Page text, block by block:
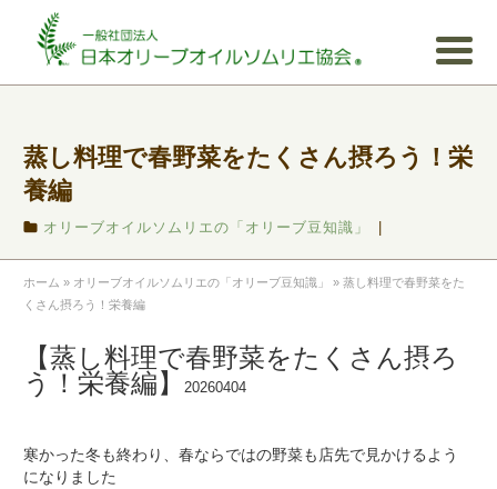
蒸し料理で春野菜をたくさん摂ろう！栄
養編
オリーブオイルソムリエの「オリーブ豆知識」
ホーム » オリーブオイルソムリエの「オリーブ豆知識」 » 蒸し料理で春野菜をた
くさん摂ろう！栄養編
【蒸し料理で春野菜をたくさん摂ろ
う！栄養編】
寒かった冬も終わり、春ならではの野菜も店先で見かけるよう
になりました